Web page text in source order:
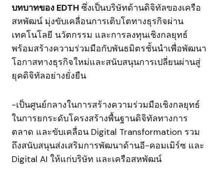
บทบาทของ EDTH ซึ่งเป็นบริษัทด้านดิจิทัลของเครือ
สหพัฒน์ มุ่งขับเคลื่อนการเติบโตทางธุรกิจผ่าน
เทคโนโลยี นวัตกรรม และการลงทุนเชิงกลยุทธ์
พร้อมสร้างความร่วมมือกับพันธมิตรชั้นนำเพื่อพัฒนา
โอกาสทางธุรกิจใหม่และสนับสนุนการเปลี่ยนผ่านสู่
ยุคดิจิทัลอย่างยั่งยืน
-เป็นศูนย์กลางในการสร้างความร่วมมือเชิงกลยุทธ์
ในการยกระดับโครงสร้างพื้นฐานดิจิทัลทางการ
ตลาด และขับเคลื่อน Digital Transformation รวม
ถึงสนับสนุนส่งเสริมการพัฒนาด้านอี-คอมเมิร์ซ และ
Digital AI ให้แก่บริษัท และเครือสหพัฒน์